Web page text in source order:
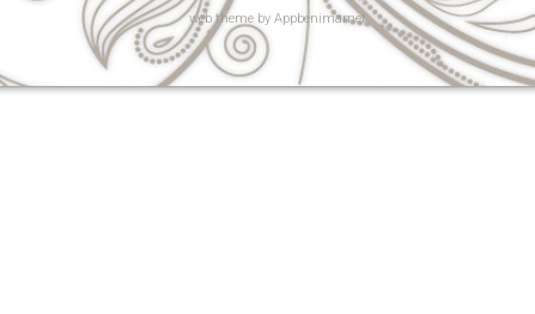
webtheme by Appbenimamet